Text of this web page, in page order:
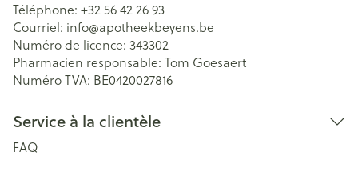
Téléphone: +32 56 42 26 93
Courriel: info@apotheekbeyens.be
Numéro de licence: 343302
Pharmacien responsable: Tom Goesaert
Numéro TVA: BE0420027816
Service à la clientèle
FAQ